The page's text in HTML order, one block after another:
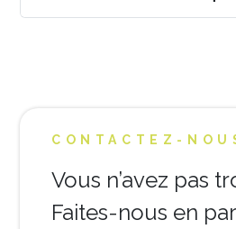
CONTACTEZ-
Vous n’avez pas
Faites-nous en